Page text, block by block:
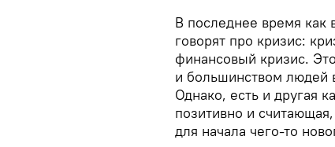
В последнее время как
говорят про кризис:
финансовый кризис.
и большинством людей
Однако, есть и другая
позитивно и
для начала чего-то